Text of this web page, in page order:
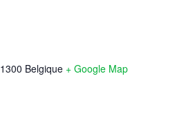
1300 Belgique + Google Map